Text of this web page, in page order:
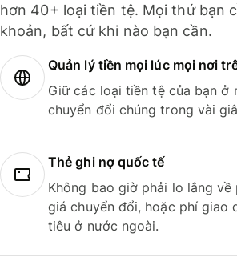
hơn 40+ loại tiền tệ. Mọi thứ bạn
khoản, bất cứ khi nào bạn cần.
Quản lý tiền mọi lúc mọi nơi
Giữ các loại tiền tệ của bạn ở
chuyển đổi chúng trong vài
Thẻ ghi nợ quốc tế
Không bao giờ phải lo lắng
giá chuyển đổi, hoặc phí giao
tiêu ở nước ngoài.